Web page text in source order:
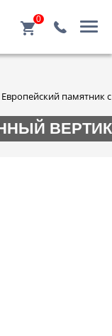
0
памятник